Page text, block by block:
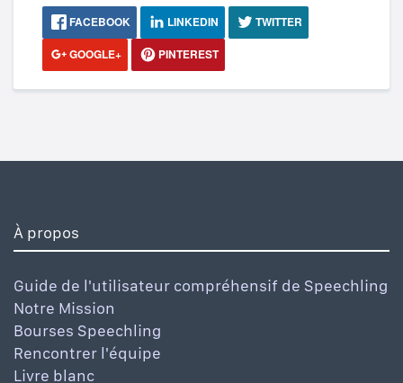
FACEBOOK LINKEDIN
TWITTER
GOOGLE+
PINTEREST
À propos
Guide de l'utilisateur compréhensif de Speechling
Notre Mission
Bourses Speechling
Rencontrer l'équipe
Livre blanc